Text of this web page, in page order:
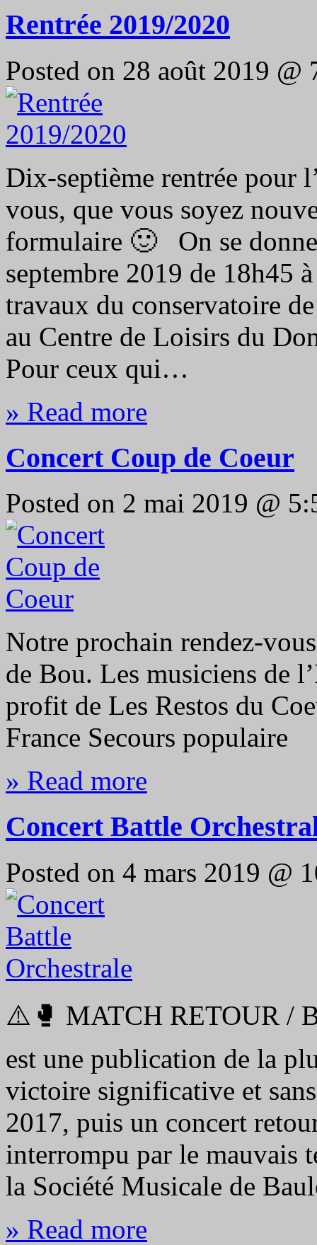
Rentrée 2019/2020
Posted on 28 août 2019 @
Dix-septième rentrée
vous, que vous soyez
formulaire 🙂 On se
septembre 2019 de 18h45
travaux du conservatoire
au Centre de Loisirs du
Pour ceux qui…
» Read more
Concert Coup de Coeur
Posted on 2 mai 2019 @
Notre prochain rendez-
de Bou. Les musiciens de
profit de Les Restos du
France Secours populaire
» Read more
Concert Battle
Posted on 4 mars 2019 @
⚠️🥊 MATCH RETOUR /
est une publication de la
victoire significative et
2017, puis un concert
interrompu par le mauvais
la Société Musicale de
» Read more